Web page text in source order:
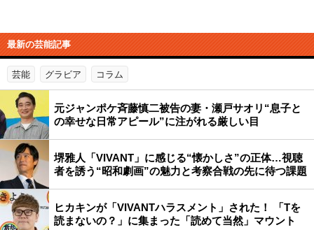
最新の芸能記事
芸能 グラビア コラム
元ジャンポケ斉藤慎二被告の妻・瀬戸サオリ“息子と
の幸せな日常アピール”に注がれる厳しい目
堺雅人「VIVANT」に感じる“懐かしさ”の正体…視聴
者を誘う“昭和劇画”の魅力と考察合戦の先に待つ課題
ヒカキンが「VIVANTハラスメント」された！ 「Tを
読まないの？」に集まった「読めて当然」マウント